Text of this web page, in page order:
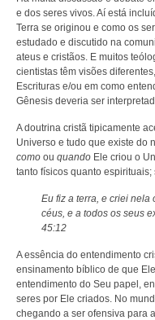
e dos seres vivos. Aí está
Terra se originou e como os
estudado e discutido na
ateus e cristãos. E muitos
cientistas têm visões
Escrituras e/ou em como
Gênesis deveria ser
A doutrina cristã tipicamente
Universo e tudo que existe do
como ou quando Ele criou o
tanto físicos quanto espirituais;
Eu fiz a terra, e criei nela
céus, e a todos os seus
45:12
A essência do entendimento
ensinamento bíblico de que
entendimento do Seu papel,
seres por Ele criados. No
chegando a ser ofensiva para